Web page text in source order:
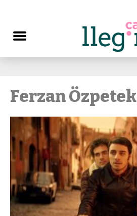
Ferzan Özpetek